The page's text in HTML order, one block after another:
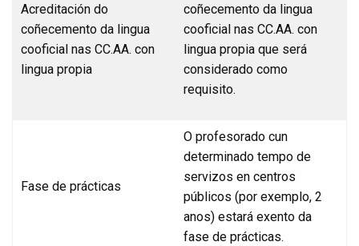
Acreditación do
coñecemento da lingua
cooficial nas CC.AA. con
lingua propia
coñecemento da lingua
cooficial nas CC.AA. con
lingua propia que será
considerado como
requisito.
Fase de prácticas
O profesorado cun
determinado tempo de
servizos en centros
públicos (por exemplo, 2
anos) estará exento da
fase de prácticas.